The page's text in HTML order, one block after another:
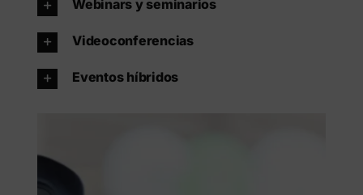
Webinars y seminarios
Videoconferencias
Eventos híbridos